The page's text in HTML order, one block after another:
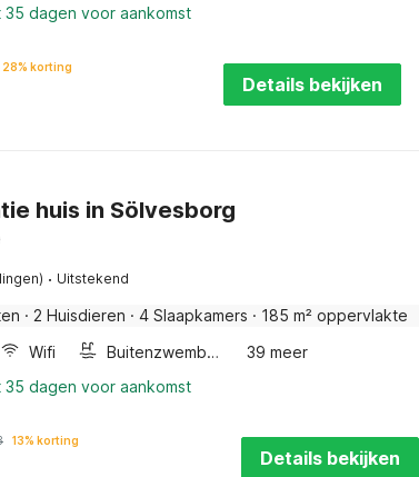
dagen voor aankomst
28% korting
Details bekijken
huis in Sölvesborg
· Uitstekend
· 2 Huisdieren · 4 Slaapkamers · 185 m² oppervlakte
Wifi Buitenzwembad
39 meer
dagen voor aankomst
13% korting
Details bekijken